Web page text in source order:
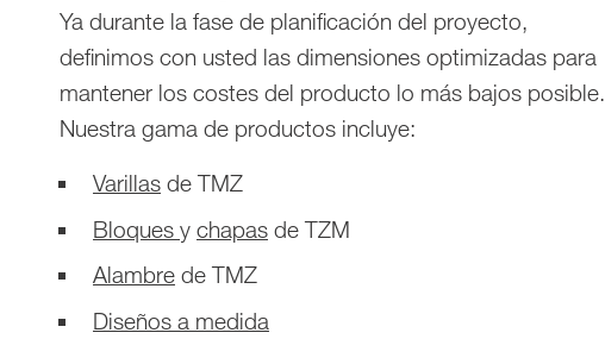
Ya durante la fase de planificación del proyecto,
definimos con usted las dimensiones optimizadas para
mantener los costes del producto lo más bajos posible.
Nuestra gama de productos incluye:
Varillas de TMZ
Bloques y chapas de TZM
Alambre de TMZ
Diseños a medida